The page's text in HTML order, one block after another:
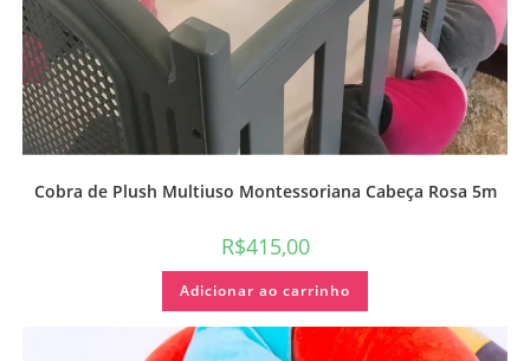
Cobra de Plush Multiuso Montessoriana Cabeça Rosa 5m
R$415,00
Adicionar ao carrinho